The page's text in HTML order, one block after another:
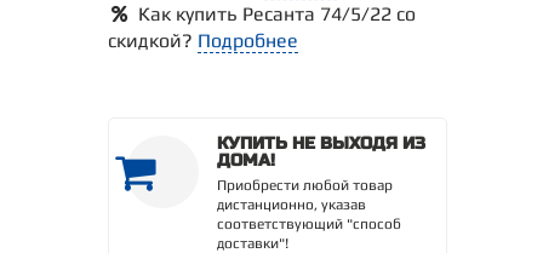
Как купить Ресанта 74/5/22 со
скидкой? Подробнее
КУПИТЬ НЕ ВЫХОДЯ ИЗ
ДОМА!
Приобрести любой товар
дистанционно, указав
соответствующий "способ
доставки"!